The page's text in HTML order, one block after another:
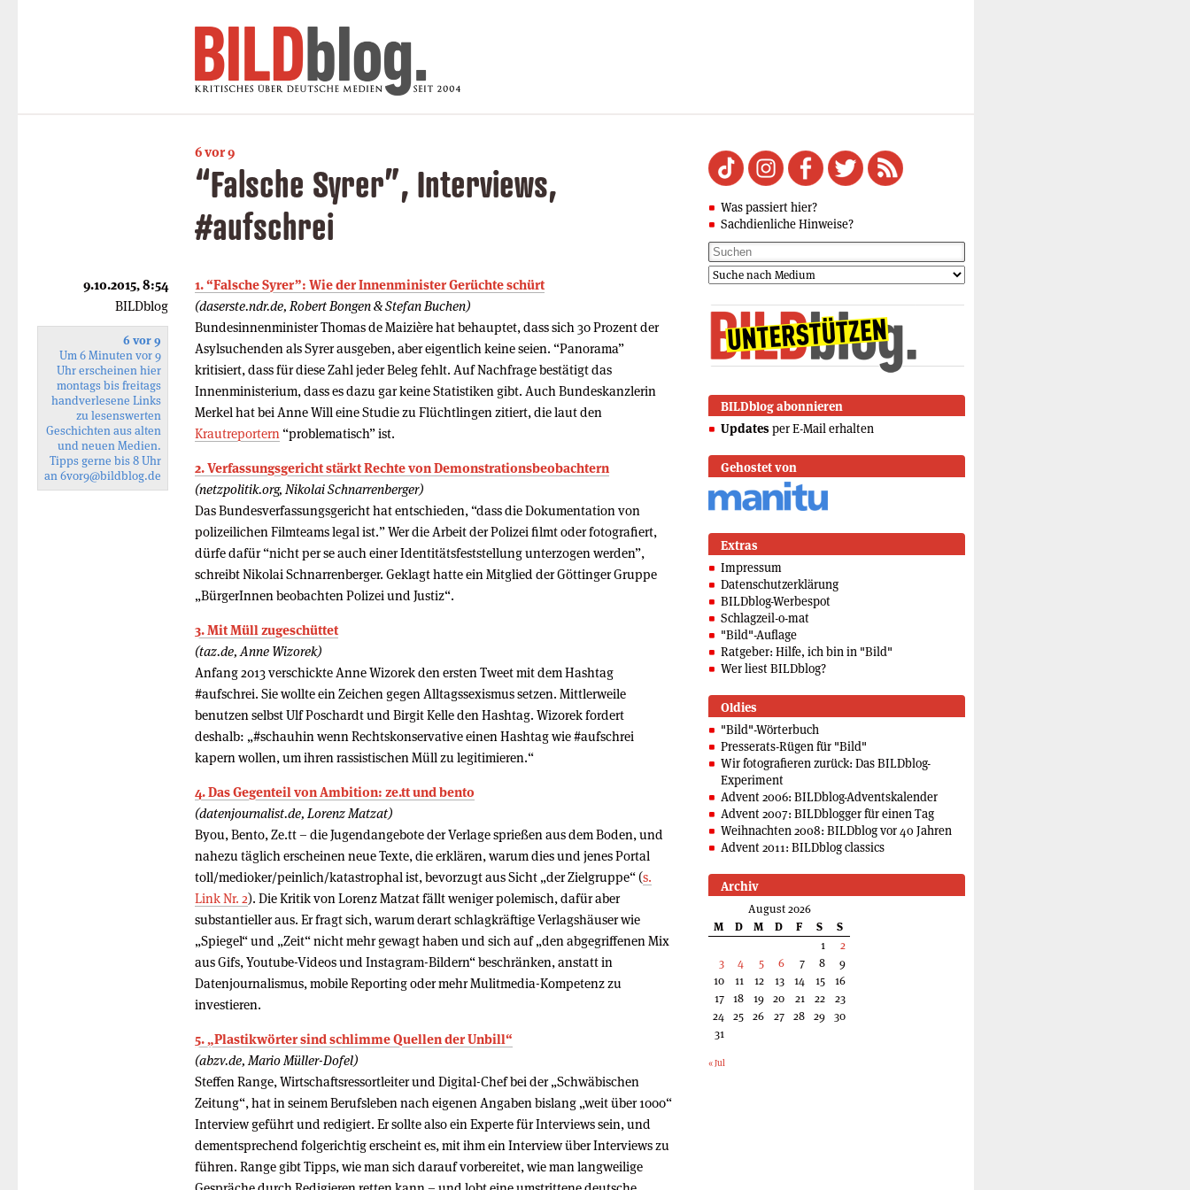
6 vor 9
“Falsche Syrer”, Interviews,
#aufschrei
1. “Falsche Syrer”: Wie der Innenminister Gerüchte schürt
(daserste.ndr.de, Robert Bongen & Stefan Buchen)
Bundesinnenminister Thomas de Maizière hat behauptet, dass sich 30 Prozent der
Asylsuchenden als Syrer ausgeben, aber eigentlich keine seien. “Panorama”
kritisiert, dass für diese Zahl jeder Beleg fehlt. Auf Nachfrage bestätigt das
Innenministerium, dass es dazu gar keine Statistiken gibt. Auch Bundeskanzlerin
Merkel hat bei Anne Will eine Studie zu Flüchtlingen zitiert, die laut den
Krautreportern “problematisch” ist.
2. Verfassungsgericht stärkt Rechte von Demonstrationsbeobachtern
(netzpolitik.org, Nikolai Schnarrenberger)
Das Bundesverfassungsgericht hat entschieden, “dass die Dokumentation von
polizeilichen Filmteams legal ist.” Wer die Arbeit der Polizei filmt oder fotografiert,
dürfe dafür “nicht per se auch einer Identitätsfeststellung unterzogen werden”,
schreibt Nikolai Schnarrenberger. Geklagt hatte ein Mitglied der Göttinger Gruppe
„BürgerInnen beobachten Polizei und Justiz“.
3. Mit Müll zugeschüttet
(taz.de, Anne Wizorek)
Anfang 2013 verschickte Anne Wizorek den ersten Tweet mit dem Hashtag
#aufschrei. Sie wollte ein Zeichen gegen Alltagssexismus setzen. Mittlerweile
benutzen selbst Ulf Poschardt und Birgit Kelle den Hashtag. Wizorek fordert
deshalb: „#schauhin wenn Rechtskonservative einen Hashtag wie #aufschrei
kapern wollen, um ihren rassistischen Müll zu legitimieren.“
4. Das Gegenteil von Ambition: ze.tt und bento
(datenjournalist.de, Lorenz Matzat)
Byou, Bento, Ze.tt – die Jugendangebote der Verlage sprießen aus dem Boden, und
nahezu täglich erscheinen neue Texte, die erklären, warum dies und jenes Portal
toll/medioker/peinlich/katastrophal ist, bevorzugt aus Sicht „der Zielgruppe“ (s.
Link Nr. 2). Die Kritik von Lorenz Matzat fällt weniger polemisch, dafür aber
substantieller aus. Er fragt sich, warum derart schlagkräftige Verlagshäuser wie
„Spiegel“ und „Zeit“ nicht mehr gewagt haben und sich auf „den abgegriffenen Mix
aus Gifs, Youtube-Videos und Instagram-Bildern“ beschränken, anstatt in
Datenjournalismus, mobile Reporting oder mehr Mulitmedia-Kompetenz zu
investieren.
5. „Plastikwörter sind schlimme Quellen der Unbill“
(abzv.de, Mario Müller-Dofel)
Steffen Range, Wirtschaftsressortleiter und Digital-Chef bei der „Schwäbischen
Zeitung“, hat in seinem Berufsleben nach eigenen Angaben bislang „weit über 1000“
Interview geführt und redigiert. Er sollte also ein Experte für Interviews sein, und
dementsprechend folgerichtig erscheint es, mit ihm ein Interview über Interviews zu
führen. Range gibt Tipps, wie man sich darauf vorbereitet, wie man langweilige
9.10.2015, 8:54
BILDblog
6 vor 9
Um 6 Minuten vor 9
Uhr erscheinen hier
montags bis freitags
handverlesene Links
zu lesenswerten
Geschichten aus alten
und neuen Medien.
Tipps gerne bis 8 Uhr
an6vor9@bildblog.de
Was passiert hier?
Sachdienliche Hinweise?
BILDblog abonnieren
Updates per E-Mail erhalten
Gehostet von
Extras
Impressum
Datenschutzerklärung
BILDblog-Werbespot
Schlagzeil-o-mat
"Bild"-Auflage
Ratgeber: Hilfe, ich bin in "Bild"
Wer liest BILDblog?
Oldies
"Bild"-Wörterbuch
Presserats-Rügen für "Bild"
Wir fotografieren zurück: Das BILDblog-
Experiment
Advent 2006: BILDblog-Adventskalender
Advent 2007: BILDblogger für einen Tag
Weihnachten 2008: BILDblog vor 40 Jahren
Advent 2011: BILDblog classics
Archiv
August 2026
M
D M D F S
S
1
2
3
4 5 6 7 8
9
10
11 12 13 14 15
16
17 18 19 20 21 22
23
24 25 26 27 28 29 30
31
« Jul